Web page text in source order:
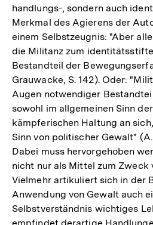
handlungs-, sondern auch
Merkmal des Agierens der
einem Selbstzeugnis: "Aber
die Militanz zum
Bestandteil der
Grauwacke, S. 142). Oder:
Augen notwendiger
sowohl im allgemeinen Sinn
kämpferischen Haltung an
Sinn von politischer Gewalt"
Dabei muss hervorgehoben
nicht nur als Mittel zum Zweck
Vielmehr artikuliert sich in der
Anwendung von Gewalt auch
Selbstverständnis wichtiges